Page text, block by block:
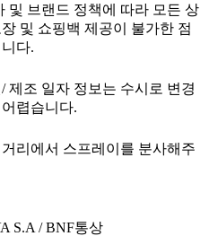
및 브랜드 정책에 따라 모든 상
및 쇼핑백 제공이 불가한 점
다.
제조 일자 정보는 수시로 변경
렵습니다.
리에서 스프레이를 분사해주
S.A / BNF통상